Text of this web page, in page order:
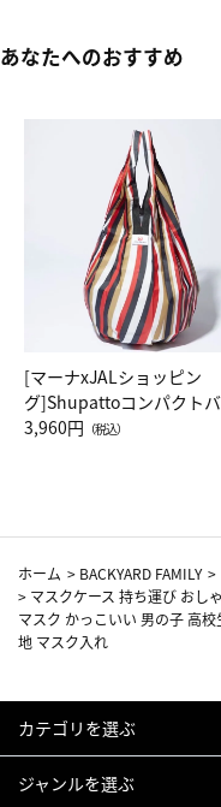
あなたへのおすすめ
[マーナxJALショッピン
グ]Shupattoコンパクト
Drop JAL客室乗務員（LC
3,960円 （税込）
ホーム > BACKYARD FAMILY >
> マスクケース 持ち運び おし
マスク かっこいい 男の子 高
地 マスク入れ
カテゴリを選ぶ
ジャンルを選ぶ